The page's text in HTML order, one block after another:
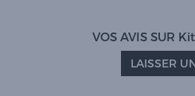
VOS AVIS SUR
LAISSER